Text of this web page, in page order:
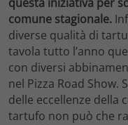
comune stagionale.
diverse qualità di
tavola tutto l’anno
con diversi
nel Pizza Road Show.
delle eccellenze della
tartufo non può che